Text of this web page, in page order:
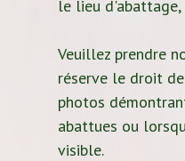
le lieu
Veuillez prendre
réserve le droit
photos
abattues ou
visible.